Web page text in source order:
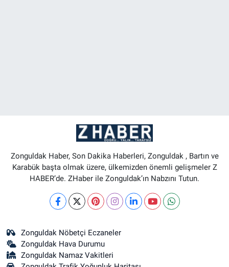
Zonguldak Haber, Son Dakika Haberleri, Zonguldak , Bartın ve
Karabük başta olmak üzere, ülkemizden önemli gelişmeler Z
HABER’de. ZHaber ile Zonguldak’ın Nabzını Tutun.
Zonguldak Nöbetçi Eczaneler
Zonguldak Hava Durumu
Zonguldak Namaz Vakitleri